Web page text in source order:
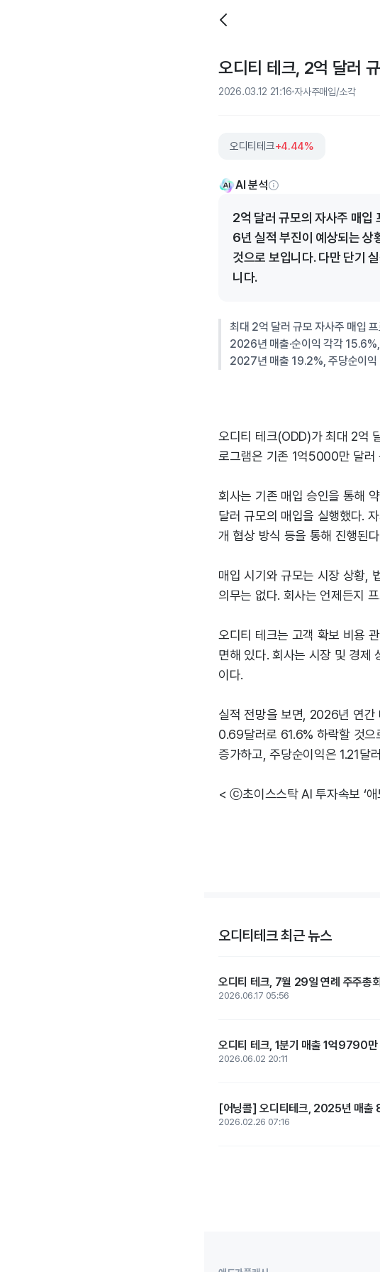
오디티 테크, 2억 달러
2026.03.12 21:16 자사주매입/소각
오디티테크+4.44%
AI 분석
2억 달러 규모의 자사주 매입
6년 실적 부진이 예상되는 상
것으로 보입니다. 다만 단기
니다.
최대 2억 달러 규모 자사주 매입
2026년 매출·순이익 각각
2027년 매출 19.2%, 주당순이익
오디티 테크(ODD)가 최대 2억
로그램은 기존 1억5000만 달
회사는 기존 매입 승인을 통해
달러 규모의 매입을 실행했다.
개 협상 방식 등을 통해 진행된
매입 시기와 규모는 시장 상황,
의무는 없다. 회사는 언제든지
오디티 테크는 고객 확보 비용
면해 있다. 회사는 시장 및 경제
이다.
실적 전망을 보면, 2026년 연
0.69달러로 61.6% 하락할 것
증가하고, 주당순이익은 1.21달
< ⓒ초이스스탁 AI 투자속보 ‘
오디티테크 최근 뉴스
오디티 테크, 7월 29일 연례 주주총
2026.06.17 05:56
오디티 테크, 1분기 매출 1억9790
2026.06.02 20:11
[어닝콜] 오디티테크, 2025년 매
2026.02.26 07:16